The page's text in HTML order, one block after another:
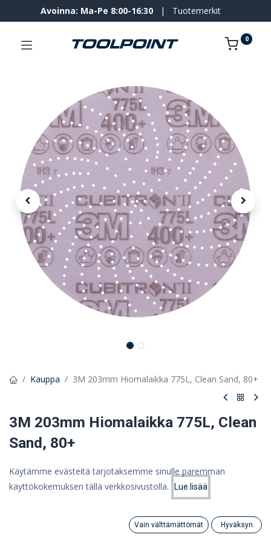
Hinta:
Lisää ostoskoriin
Category
Avoinna: Ma-Pe 8:00-16:30 | Tuotemerkit
0
Kauppa 3M 203mm Hiomalaikka 775L, Clean Sand, 80+
3M 203mm Hiomalaikka 775L, Clean
Sand, 80+
80+, PN17775
2,94 €
Käytämme evästeitä tarjotaksemme sinulle paremman
käyttökokemuksen tällä verkkosivustolla.
Lue lisää
Vain välttämättömät Hyväksyn